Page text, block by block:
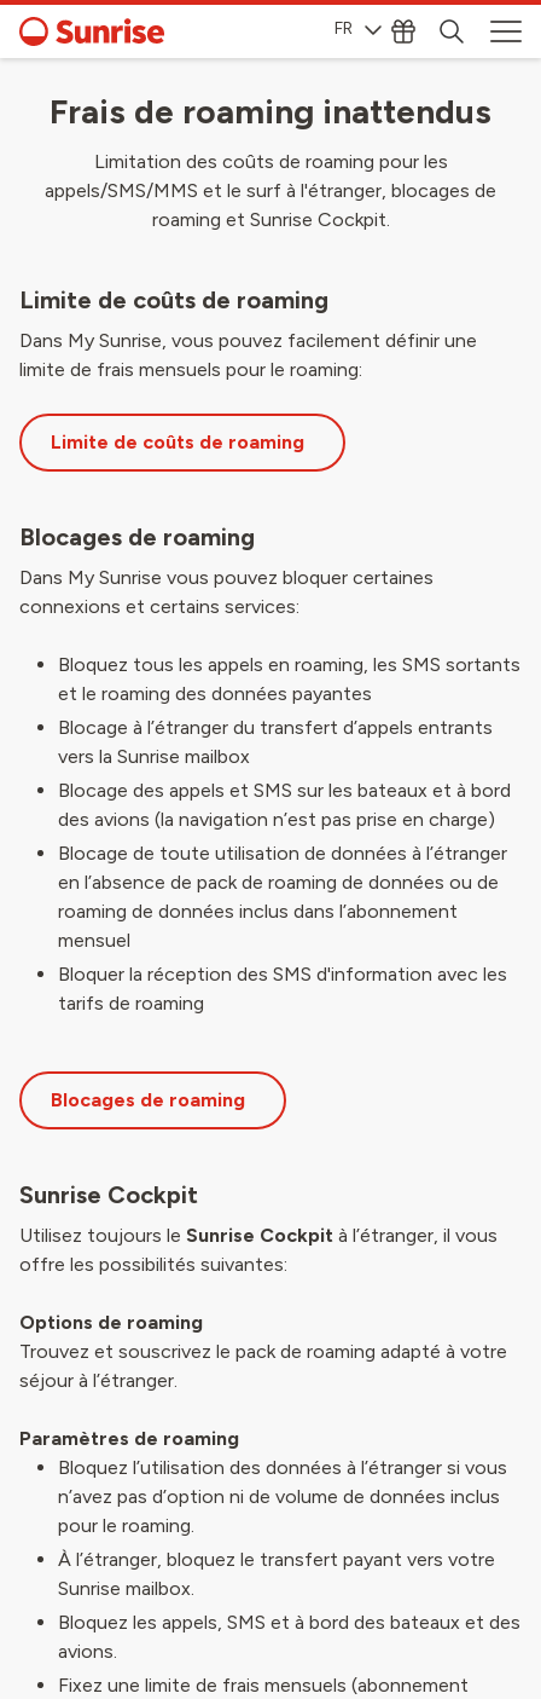
FR
Frais de roaming inattendus
Limitation des coûts de roaming pour les
appels/SMS/MMS et le surf à l'étranger, blocages de
roaming et Sunrise Cockpit.
Limite de coûts de roaming
Dans My Sunrise, vous pouvez facilement définir une
limite de frais mensuels pour le roaming:
Limite de coûts de roaming
Blocages de roaming
Dans My Sunrise vous pouvez bloquer certaines
connexions et certains services:
Bloquez tous les appels en roaming, les SMS sortants
et le roaming des données payantes
Blocage à l’étranger du transfert d’appels entrants
vers la Sunrise mailbox
Blocage des appels et SMS sur les bateaux et à bord
des avions (la navigation n’est pas prise en charge)
Blocage de toute utilisation de données à l’étranger
en l’absence de pack de roaming de données ou de
roaming de données inclus dans l’abonnement
mensuel
Bloquer la réception des SMS d'information avec les
tarifs de roaming
Blocages de roaming
Sunrise Cockpit
Utilisez toujours le Sunrise Cockpit à l’étranger, il vous
offre les possibilités suivantes:
Options de roaming
Trouvez et souscrivez le pack de roaming adapté à votre
séjour à l’étranger.
Paramètres de roaming
Bloquez l’utilisation des données à l’étranger si vous
n’avez pas d’option ni de volume de données inclus
pour le roaming.
À l’étranger, bloquez le transfert payant vers votre
Sunrise mailbox.
Bloquez les appels, SMS et à bord des bateaux et des
avions.
Fixez une limite de frais mensuels (abonnement